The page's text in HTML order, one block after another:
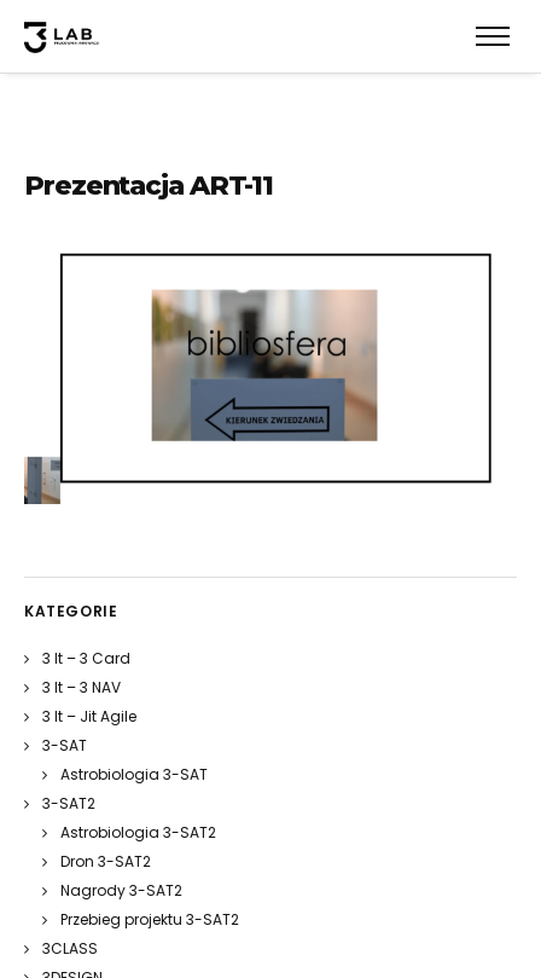
Prezentacja ART-11
KATEGORIE
3 It – 3 Card
3 It – 3 NAV
3 It – Jit Agile
3-SAT
Astrobiologia 3-SAT
3-SAT2
Astrobiologia 3-SAT2
Dron 3-SAT2
Nagrody 3-SAT2
Przebieg projektu 3-SAT2
3CLASS